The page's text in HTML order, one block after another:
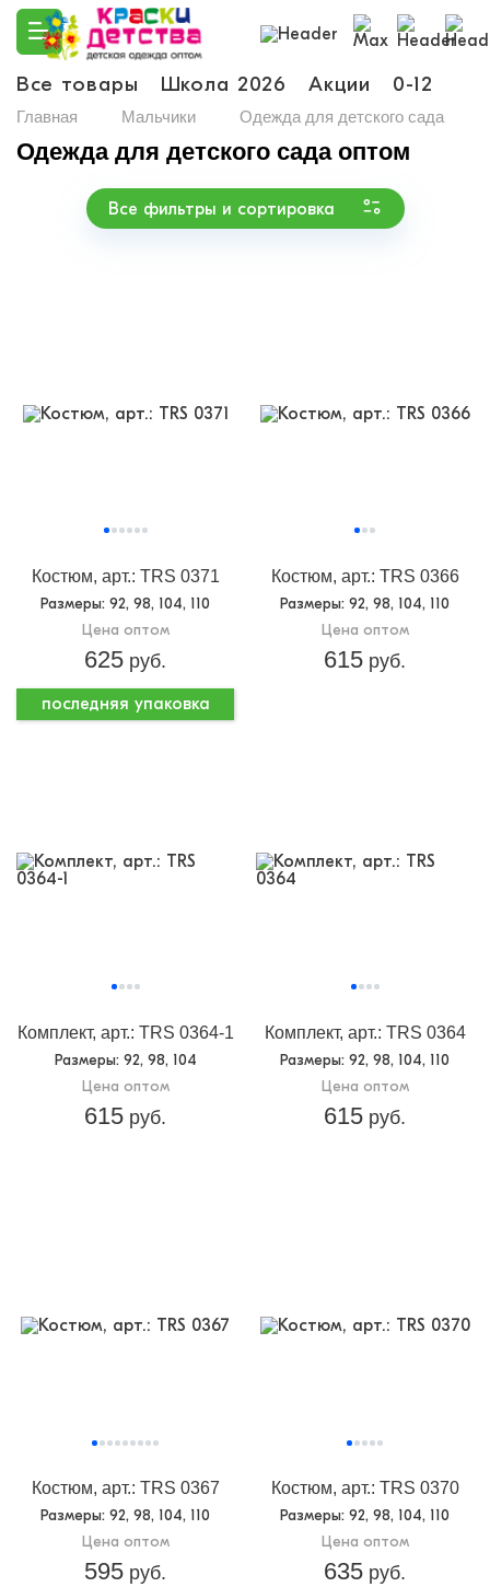
Все товары Школа 2026 Акции 0-12
Главная Мальчики Одежда для детского сада
Одежда для детского сада оптом
Все фильтры и сортировка
Костюм, арт.: TRS 0371
Размеры: 92, 98, 104, 110
Цена оптом
625 руб.
Костюм, арт.: TRS 0366
Размеры: 92, 98, 104, 110
Цена оптом
615 руб.
последняя упаковка
Комплект, арт.: TRS 0364-1
Размеры: 92, 98, 104
Цена оптом
615 руб.
Комплект, арт.: TRS 0364
Размеры: 92, 98, 104, 110
Цена оптом
615 руб.
Костюм, арт.: TRS 0367
Размеры: 92, 98, 104, 110
Цена оптом
595 руб.
Костюм, арт.: TRS 0370
Размеры: 92, 98, 104, 110
Цена оптом
635 руб.